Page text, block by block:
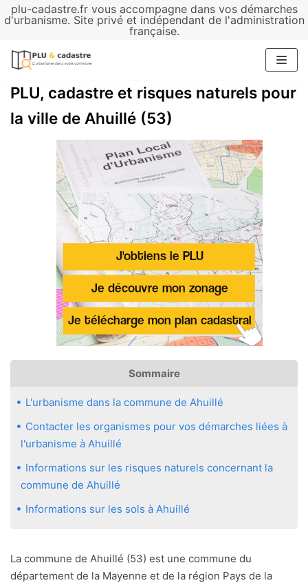
plu-cadastre.fr vous accompagne dans vos démarches
d'urbanisme. Site privé et indépendant de l'administration
française.
Aller
contenu
PLU, cadastre et risques naturels pour
la ville de Ahuillé (53)
Sommaire
L'urbanisme dans la commune de Ahuillé
Contacter les organismes pour vos démarches liées à
l'urbanisme à Ahuillé
Informations sur les risques naturels concernant la
commune de Ahuillé
Informations sur les sols à Ahuillé
La commune de Ahuillé (53) est une commune du
département de la Mayenne et de la région Pays de la